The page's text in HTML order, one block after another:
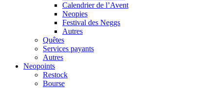
Calendrier de l’Avent
Neopies
Festival des Neggs
Autres
Quêtes
Services payants
Autres
Neopoints
Restock
Bourse